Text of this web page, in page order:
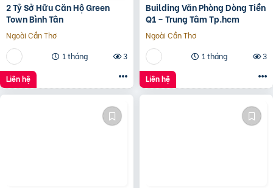
2 Tỷ Sở Hữu Căn Hộ Green
Town Bình Tân
Ngoài Cần Thơ
1 tháng
3
Liên hệ
Building Văn Phòng Dòng Tiền
Q1 – Trung Tâm Tp.hcm
Ngoài Cần Thơ
1 tháng
3
Liên hệ